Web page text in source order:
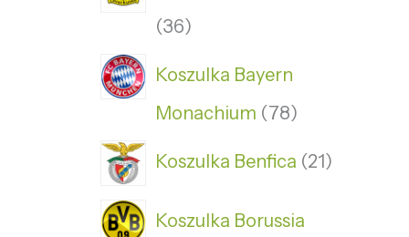
36
Koszulka Bayern
Monachium
78
Koszulka Benfica 21
Koszulka Borussia